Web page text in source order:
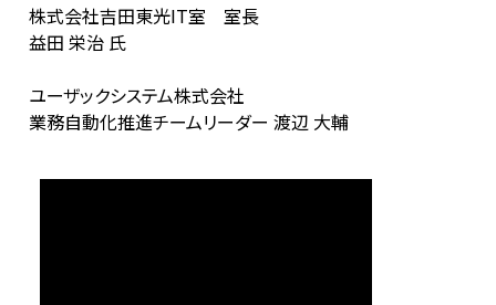
株式会社吉田東光IT室 室長
益田 栄治 氏
ユーザックシステム株式会社
業務自動化推進チームリーダー 渡辺 大輔